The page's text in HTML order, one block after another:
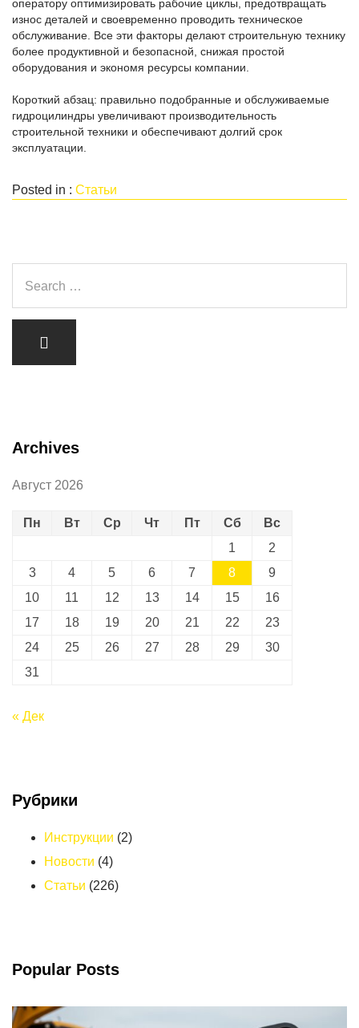
оператору оптимизировать рабочие циклы, предотвращать
износ деталей и своевременно проводить техническое
обслуживание. Все эти факторы делают строительную технику
более продуктивной и безопасной, снижая простой
оборудования и экономя ресурсы компании.
Короткий абзац: правильно подобранные и обслуживаемые
гидроцилиндры увеличивают производительность
строительной техники и обеспечивают долгий срок
эксплуатации.
Posted in : Статьи
Archives
Август 2026
Пн Вт Ср Чт Пт Сб
Вс
1
2
3
4 5 6 7 8
9
10
11 12 13 14 15
16
17
18 19 20 21 22
23
24
25 26 27 28 29
30
31
« Дек
Рубрики
Инструкции (2)
Новости (4)
Статьи (226)
Popular Posts